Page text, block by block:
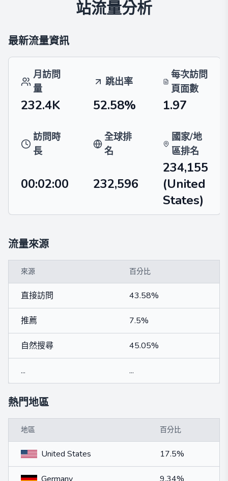
站流量分析
最新流量資訊
月訪問
量
跳出率
每次訪問
頁面數
232.4K 52.58% 1.97
訪問時
長
全球排
名
國家/地
區排名
00:02:00 232,596
234,155
(United
States)
流量來源
來源 百分比
直接訪問 43.58%
推薦 7.5%
自然搜尋 45.05%
... ...
熱門地區
地區 百分比
United States 17.5%